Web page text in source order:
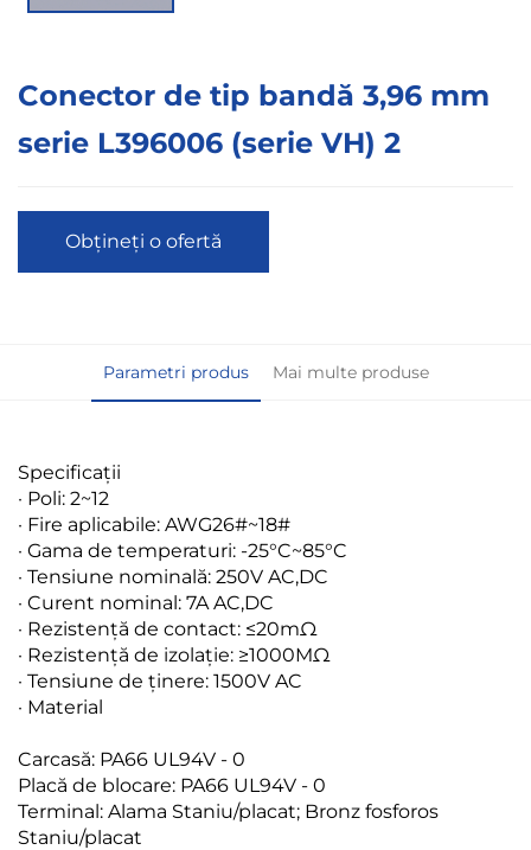
Conector de tip bandă 3,96 mm
serie L396006 (serie VH) 2
Obțineți o ofertă
Parametri produs Mai multe produse
Specificații
· Poli: 2~12
· Fire aplicabile: AWG26#~18#
· Gama de temperaturi: -25°C~85°C
· Tensiune nominală: 250V AC,DC
· Curent nominal: 7A AC,DC
· Rezistență de contact: ≤20mΩ
· Rezistență de izolație: ≥1000MΩ
· Tensiune de ținere: 1500V AC
· Material
Carcasă: PA66 UL94V - 0
Placă de blocare: PA66 UL94V - 0
Terminal: Alama Staniu/placat; Bronz fosforos
Staniu/placat